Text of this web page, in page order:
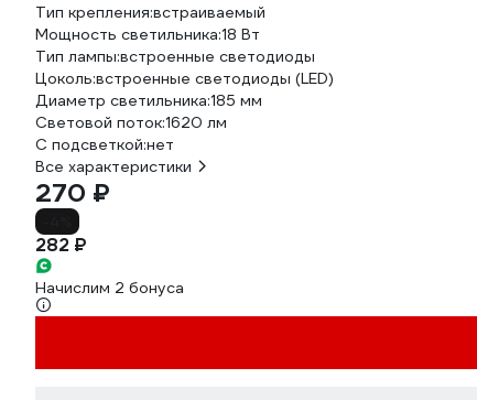
Тип крепления:встраиваемый
Мощность светильника:18 Вт
Тип лампы:встроенные светодиоды
Цоколь:встроенные светодиоды (LED)
Диаметр светильника:185 мм
Световой поток:1620 лм
С подсветкой:нет
Все характеристики
270 ₽
282 ₽
Начислим 2 бонуса